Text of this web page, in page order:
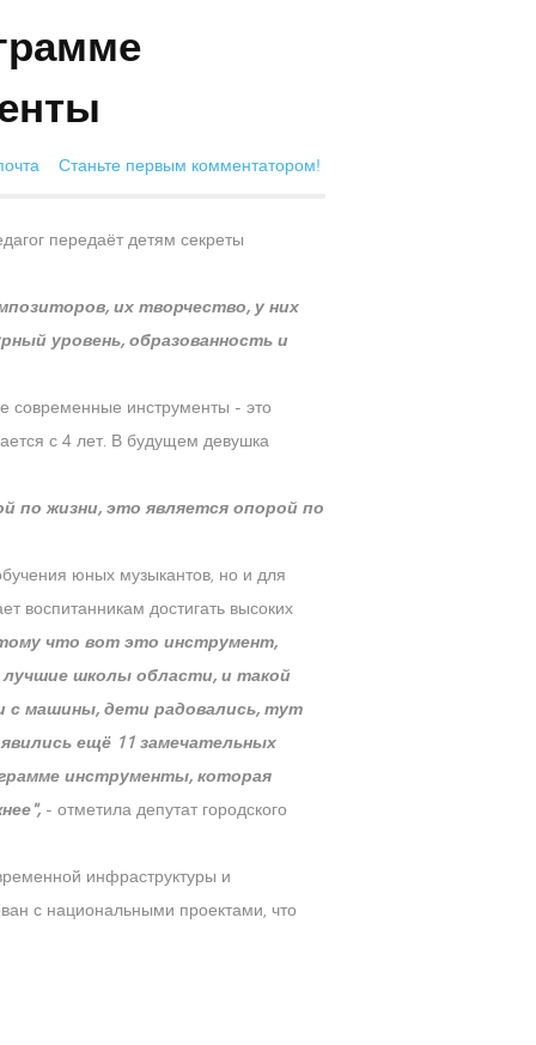
Станьте первым комментатором!
передаёт детям секреты
их творчество, у них
уровень, образованность и
современные инструменты - это
с 4 лет. В будущем девушка
по жизни, это является опорой по
юных музыкантов, но и для
воспитанникам достигать высоких
что вот это инструмент,
школы области, и такой
с машины, дети радовались, тут
ещё 11 замечательных
инструменты, которая
- отметила депутат городского
инфраструктуры и
с национальными проектами, что